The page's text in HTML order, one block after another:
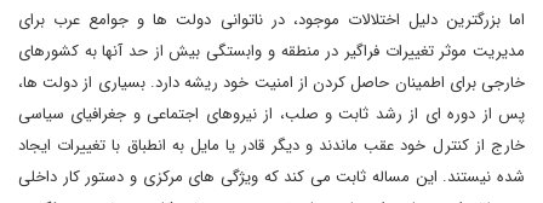
اما بزرگترین دلیل اختلالات موجود، در ناتوانی دولت ها و جوامع عرب برای
مدیریت موثر تغییرات فراگیر در منطقه و وابستگی بیش از حد آنها به کشورهای
خارجی برای اطمینان حاصل کردن از امنیت خود ریشه دارد. بسیاری از دولت ها،
پس از دوره ای از رشد ثابت و صلب، از نیروهای اجتماعی و جغرافیای سیاسی
خارج از کنترل خود عقب ماندند و دیگر قادر یا مایل به انطباق با تغییرات ایجاد
شده نیستند. این مساله ثابت می کند که ویژگی های مرکزی و دستور کار داخلی